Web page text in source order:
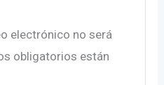
electrónico no será
obligatorios están